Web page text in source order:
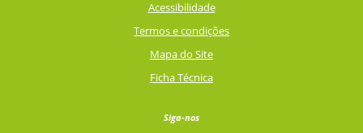
Acessibilidade
Termos e condições
Mapa do Site
Ficha Técnica
Siga-nos